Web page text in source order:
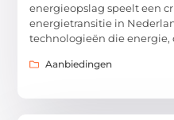
energieopslag speelt een
energietransitie in
technologieën die energie,
Aanbiedingen